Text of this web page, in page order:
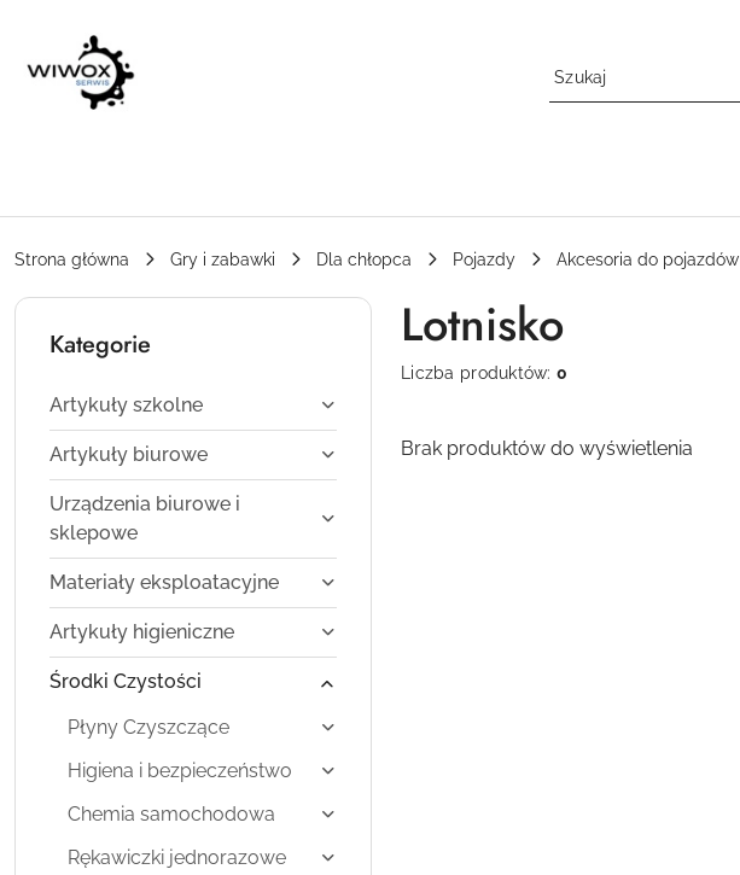
Strona główna Gry i zabawki Dla chłopca Pojazdy Akcesoria do pojazdów
Kategorie
Artykuły szkolne
Artykuły biurowe
Urządzenia biurowe i
sklepowe
Materiały eksploatacyjne
Artykuły higieniczne
Środki Czystości
Płyny Czyszczące
Higiena i bezpieczeństwo
Chemia samochodowa
Rękawiczki jednorazowe
Lotnisko
Liczba produktów:0
Brak produktów do wyświetlenia